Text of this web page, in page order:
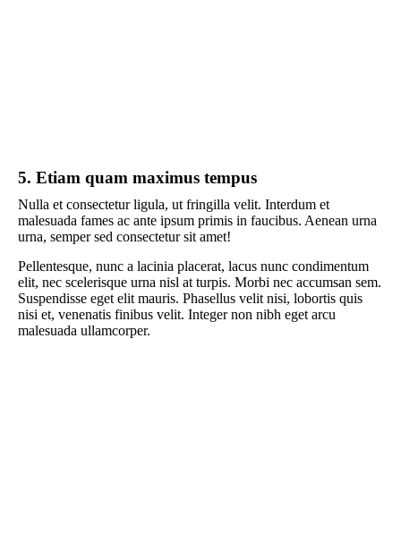
5. Etiam quam maximus tempus
Nulla et consectetur ligula, ut fringilla velit. Interdum et
malesuada fames ac ante ipsum primis in faucibus. Aenean urna
urna, semper sed consectetur sit amet!
Pellentesque, nunc a lacinia placerat, lacus nunc condimentum
elit, nec scelerisque urna nisl at turpis. Morbi nec accumsan sem.
Suspendisse eget elit mauris. Phasellus velit nisi, lobortis quis
nisi et, venenatis finibus velit. Integer non nibh eget arcu
malesuada ullamcorper.